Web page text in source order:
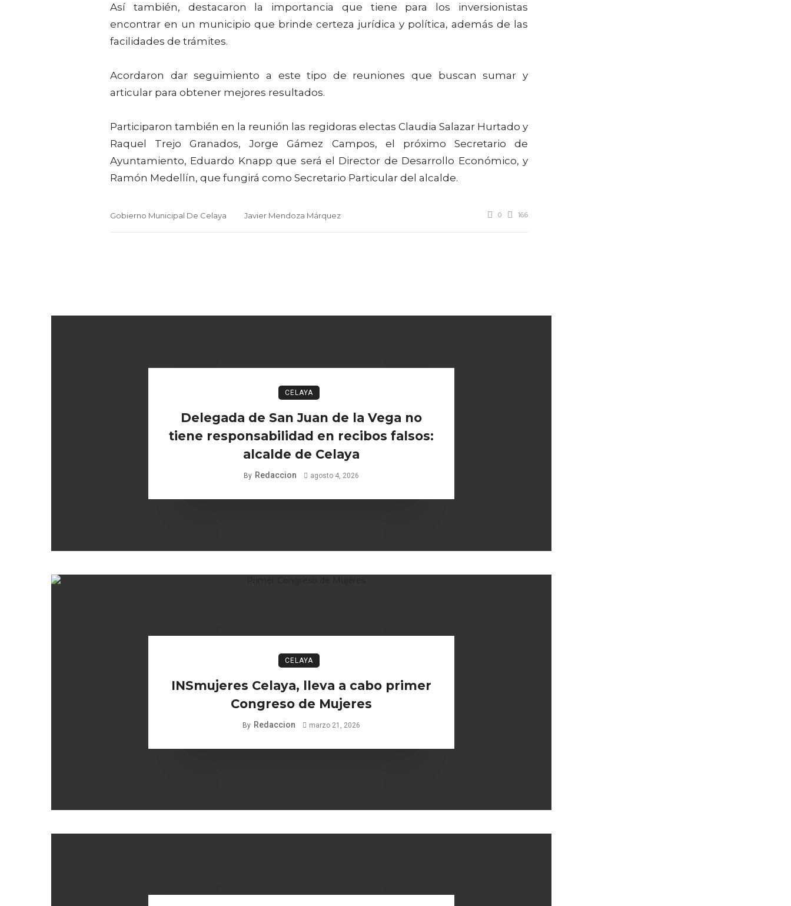
Así también, destacaron la importancia que tiene para los inversionistas
encontrar en un municipio que brinde certeza jurídica y política, además de las
facilidades de trámites.
Acordaron dar seguimiento a este tipo de reuniones que buscan sumar y
articular para obtener mejores resultados.
Participaron también en la reunión las regidoras electas Claudia Salazar Hurtado y
Raquel Trejo Granados, Jorge Gámez Campos, el próximo Secretario de
Ayuntamiento, Eduardo Knapp que será el Director de Desarrollo Económico, y
Ramón Medellín, que fungirá como Secretario Particular del alcalde.
Gobierno Municipal De Celaya Javier Mendoza Márquez 0 166
CELAYA
Delegada de San Juan de la Vega no
tiene responsabilidad en recibos falsos:
alcalde de Celaya
By Redaccion agosto 4, 2026
CELAYA
INSmujeres Celaya, lleva a cabo primer
Congreso de Mujeres
By Redaccion marzo 21, 2026